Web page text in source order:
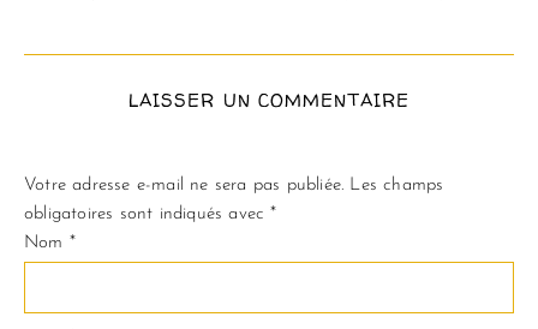
LAISSER UN COMMENTAIRE
Votre adresse e-mail ne sera pas publiée. Les champs
obligatoires sont indiqués avec*
Nom *